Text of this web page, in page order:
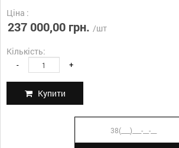
Ціна :
237 000,00 грн. /шт
Кількість:
- +
Купити